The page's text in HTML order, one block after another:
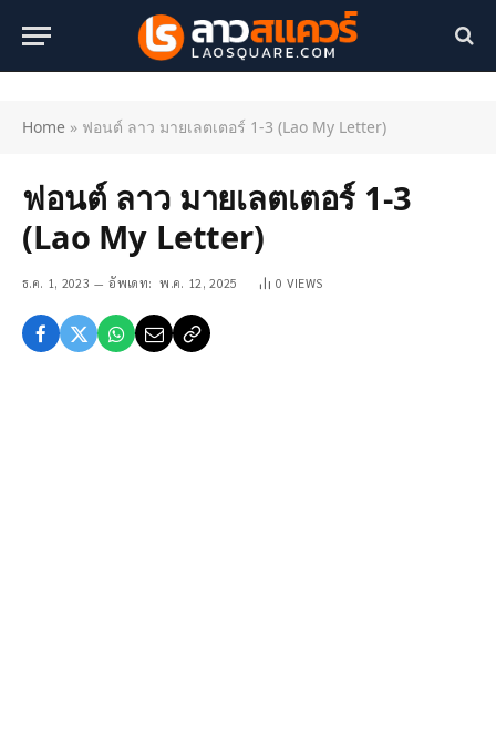
Home » ฟอนต์ ลาว มายเลตเตอร์ 1-3 (Lao My Letter)
ฟอนต์ ลาว มายเลตเตอร์ 1-3
(Lao My Letter)
ธ.ค. 1, 2023 อัพเดท: พ.ค. 12, 2025 0 VIEWS